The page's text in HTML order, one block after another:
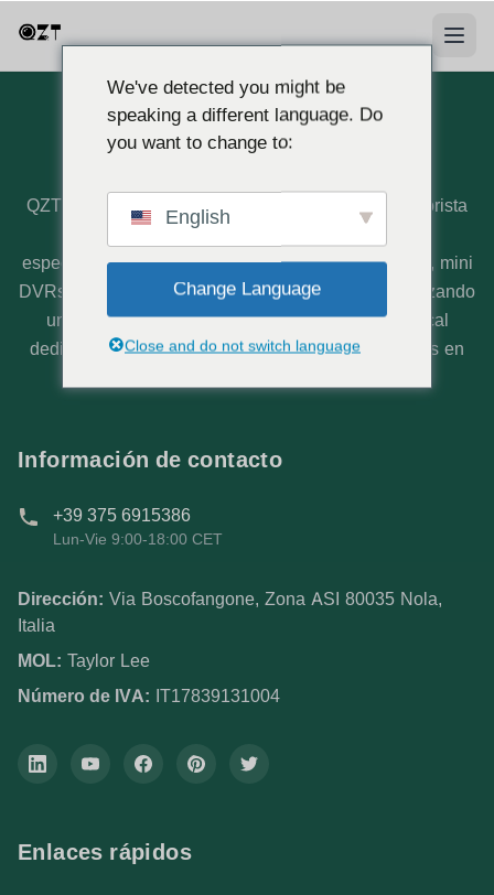
Quiénes somos
QZT es un fabricante profesional y proveedor mayorista
de cámaras espía con sede en Europa. Nos
especializamos en cámaras ocultas certificadas CE, mini
DVRs y soluciones de seguridad integrales, garantizando
una calidad excepcional y ofreciendo soporte local
dedicado directamente desde nuestras operaciones en
Información de contacto
+39 375 6915386
Lun-Vie 9:00-18:00 CET
Dirección: Via Boscofangone, Zona ASI 80035 Nola,
Italia
MOL: Taylor Lee
Número de IVA: IT17839131004
Enlaces rápidos
We've detected you might be
speaking a different language. Do
you want to change to:
English
Change Language
Close and do not switch language